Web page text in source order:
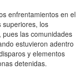
enfrentamientos en el
superiores, los
las comunidades
estuvieron adentro
y elementos
detenidas.